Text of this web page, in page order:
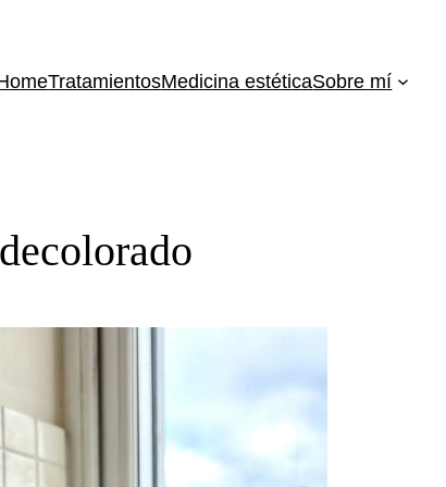
TratamientosMedicina estéticaSobre mí